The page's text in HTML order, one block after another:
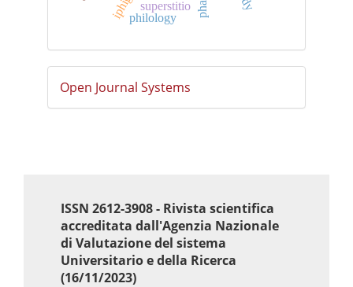
superstitio
philology
Sviluppato
a
Open Journal Systems
ISSN 2612-3908 - Rivista scientifica
accreditata dall'Agenzia Nazionale
di Valutazione del sistema
Universitario e della Ricerca
(16/11/2023)